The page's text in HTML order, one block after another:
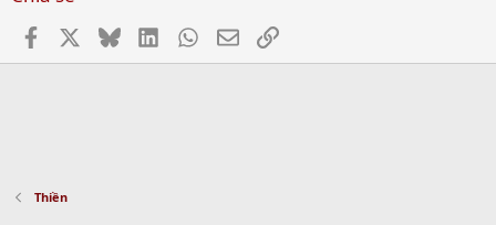
Facebook BlueskyLinkedInWhatsApp
EmailLink
Thiền